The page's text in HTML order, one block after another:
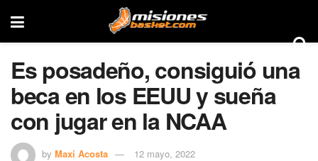
Es posadeño, consiguió una
beca en los EEUU y sueña
con jugar en la NCAA
by Maxi Acosta 12 mayo, 2022